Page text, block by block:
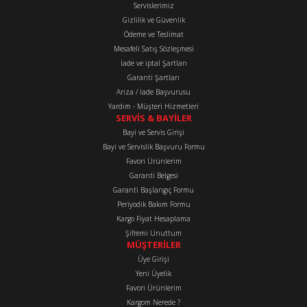
Servislerimiz
Gizlilik ve Güvenlik
Ödeme ve Teslimat
Mesafeli Satış Sözleşmesi
İade ve iptal Şartları
Garanti Şartları
Arıza / İade Başvurusu
Yardım - Müşteri Hizmetleri
SERVİS & BAYİLER
Bayi ve Servis Girişi
Bayi ve Servislik Başvuru Formu
Favori Ürünlerim
Garanti Belgesi
Garanti Başlangıç Formu
Periyodik Bakım Formu
Kargo Fiyat Hesaplama
Şifremi Unuttum
MÜŞTERİLER
Üye Girişi
Yeni Üyelik
Favori Ürünlerim
Kargom Nerede ?